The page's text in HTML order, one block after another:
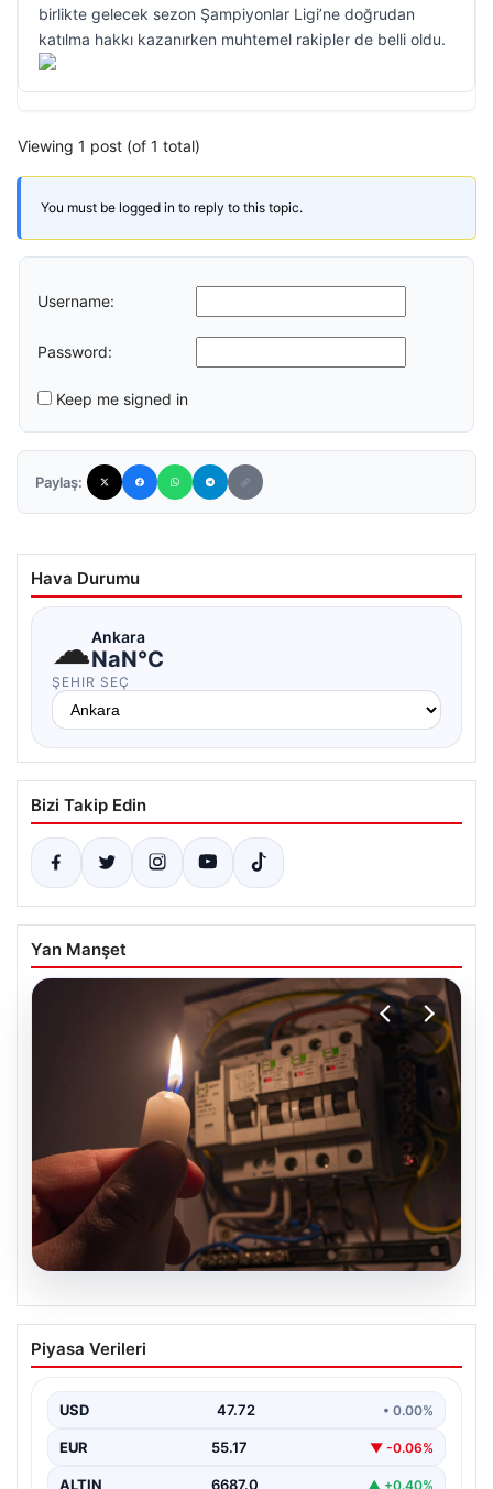
birlikte gelecek sezon Şampiyonlar Ligi’ne doğrudan
katılma hakkı kazanırken muhtemel rakipler de belli oldu.
Viewing 1 post (of 1 total)
You must be logged in to reply to this topic.
Username:
Password:
Keep me signed in
Paylaş:
Hava Durumu
☁Ankara
NaN°C
ŞEHIR SEÇ
Bizi Takip Edin
Yan Manşet
09.08.2026
İstanbul’un 22 ilçesinde 9 saat elektrik
kesintisi yaşanacak. 10 Ağustos BEDAŞ
Piyasa Verileri
USD 47.72 • 0.00%
EUR 55.17 ▼ -0.06%
ALTIN 6687.0 ▲ +0.40%